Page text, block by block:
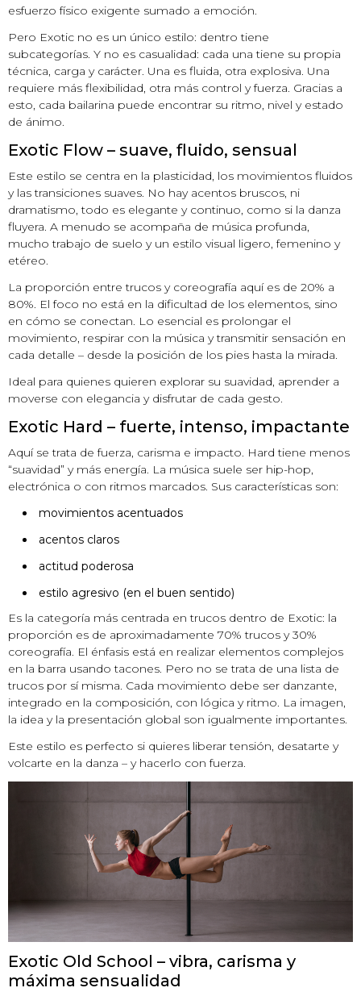
esfuerzo físico exigente sumado a emoción.
Pero Exotic no es un único estilo: dentro tiene
subcategorías. Y no es casualidad: cada una tiene su propia
técnica, carga y carácter. Una es fluida, otra explosiva. Una
requiere más flexibilidad, otra más control y fuerza. Gracias a
esto, cada bailarina puede encontrar su ritmo, nivel y estado
de ánimo.
Exotic Flow – suave, fluido, sensual
Este estilo se centra en la plasticidad, los movimientos fluidos
y las transiciones suaves. No hay acentos bruscos, ni
dramatismo, todo es elegante y continuo, como si la danza
fluyera. A menudo se acompaña de música profunda,
mucho trabajo de suelo y un estilo visual ligero, femenino y
etéreo.
La proporción entre trucos y coreografía aquí es de 20% a
80%. El foco no está en la dificultad de los elementos, sino
en cómo se conectan. Lo esencial es prolongar el
movimiento, respirar con la música y transmitir sensación en
cada detalle – desde la posición de los pies hasta la mirada.
Ideal para quienes quieren explorar su suavidad, aprender a
moverse con elegancia y disfrutar de cada gesto.
Exotic Hard – fuerte, intenso, impactante
Aquí se trata de fuerza, carisma e impacto. Hard tiene menos
“suavidad” y más energía. La música suele ser hip-hop,
electrónica o con ritmos marcados. Sus características son:
movimientos acentuados
acentos claros
actitud poderosa
estilo agresivo (en el buen sentido)
Es la categoría más centrada en trucos dentro de Exotic: la
proporción es de aproximadamente 70% trucos y 30%
coreografía. El énfasis está en realizar elementos complejos
en la barra usando tacones. Pero no se trata de una lista de
trucos por sí misma. Cada movimiento debe ser danzante,
integrado en la composición, con lógica y ritmo. La imagen,
la idea y la presentación global son igualmente importantes.
Este estilo es perfecto si quieres liberar tensión, desatarte y
volcarte en la danza – y hacerlo con fuerza.
Exotic Old School – vibra, carisma y
máxima sensualidad